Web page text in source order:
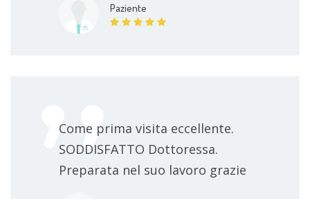
Paziente
Come prima visita eccellente.
SODDISFATTO Dottoressa.
Preparata nel suo lavoro grazie